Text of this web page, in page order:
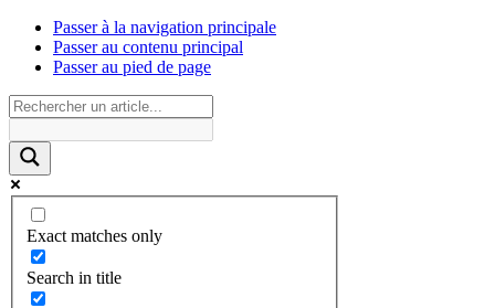
Passer à la navigation principale
Passer au contenu principal
Passer au pied de page
Exact matches only
Search in title